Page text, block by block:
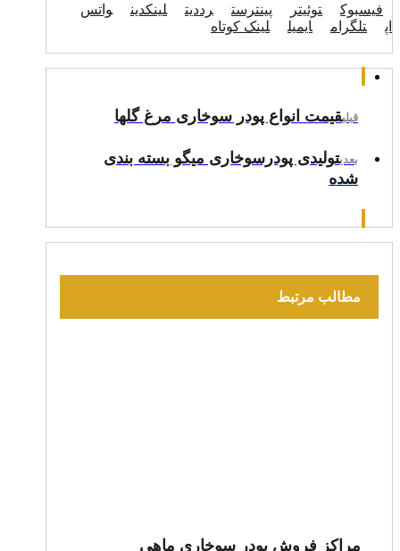
فیسبوک توئیتر پینترست رددیت لینکدین
واتس
اپ
تلگرام ایمیل لینک کوتاه
قبلیقیمت انواع پودر سوخاری مرغ گلها
بعدیتولیدی پودرسوخاری میگو بسته بندی
شده
مطالب مرتبط
مراکز فروش پودر سوخاری ماهی